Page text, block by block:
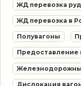
ЖД перевозка
ЖД перевозка в
Полувагоны
Предоставление
Дислокация